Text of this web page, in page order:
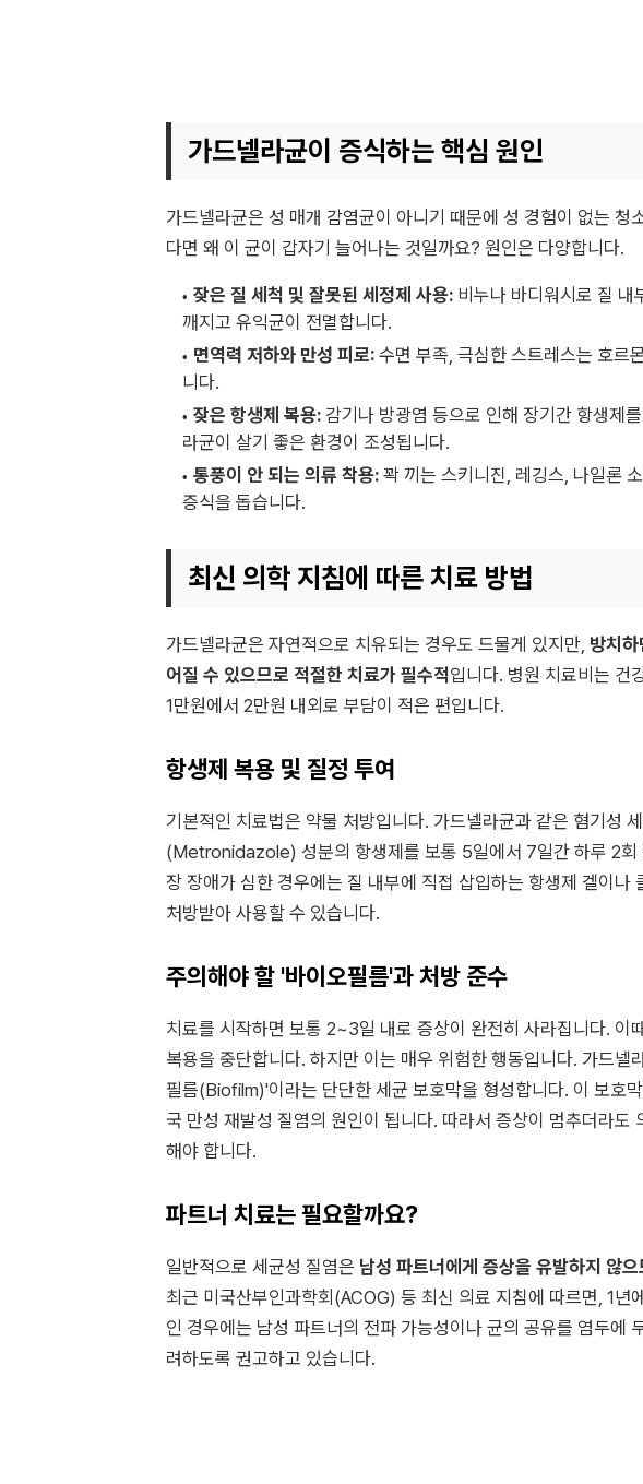
가드넬라균이 증식하는 핵심 원인
가드넬라균은 성 매개 감염균이 아니기 때문에 성 경험이 없는 청
다면 왜 이 균이 갑자기 늘어나는 것일까요? 원인은 다양합니다.
잦은 질 세척 및 잘못된 세정제 사용: 비누나 바디워시로 질 내
깨지고 유익균이 전멸합니다.
면역력 저하와 만성 피로: 수면 부족, 극심한 스트레스는 호르
니다.
잦은 항생제 복용: 감기나 방광염 등으로 인해 장기간 항생제
라균이 살기 좋은 환경이 조성됩니다.
통풍이 안 되는 의류 착용: 꽉 끼는 스키니진, 레깅스, 나일론
증식을 돕습니다.
최신 의학 지침에 따른 치료 방법
가드넬라균은 자연적으로 치유되는 경우도 드물게 있지만, 방치
어질 수 있으므로 적절한 치료가 필수적입니다. 병원 치료비는 건
1만원에서 2만원 내외로 부담이 적은 편입니다.
항생제 복용 및 질정 투여
기본적인 치료법은 약물 처방입니다. 가드넬라균과 같은 혐기성
(Metronidazole) 성분의 항생제를 보통 5일에서 7일간 하루 2회
장 장애가 심한 경우에는 질 내부에 직접 삽입하는 항생제 겔이
처방받아 사용할 수 있습니다.
주의해야 할 '바이오필름'과 처방 준수
치료를 시작하면 보통 2~3일 내로 증상이 완전히 사라집니다. 이
복용을 중단합니다. 하지만 이는 매우 위험한 행동입니다. 가드
필름(Biofilm)'이라는 단단한 세균 보호막을 형성합니다. 이 보호
국 만성 재발성 질염의 원인이 됩니다. 따라서 증상이 멈추더라도
해야 합니다.
파트너 치료는 필요할까요?
일반적으로 세균성 질염은 남성 파트너에게 증상을 유발하지 않으
최근 미국산부인과학회(ACOG) 등 최신 의료 지침에 따르면, 1년
인 경우에는 남성 파트너의 전파 가능성이나 균의 공유를 염두에
려하도록 권고하고 있습니다.